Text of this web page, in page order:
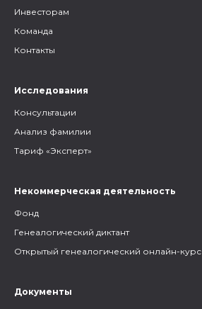
Инвесторам
Команда
Контакты
Исследования
Консультации
Анализ фамилии
Тариф «Эксперт»
Некоммерческая деятельность
Фонд
Генеалогический диктант
Открытый генеалогический онлайн-
Документы